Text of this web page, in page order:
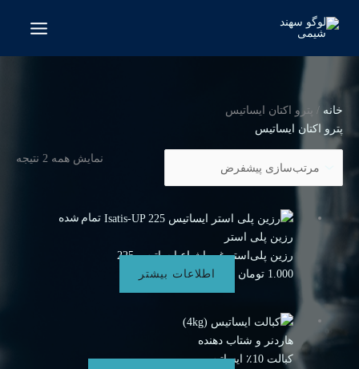
خانه / پترو اکتان ایساتیس
پترو اکتان ایساتیس
نمایش همه 2 نتیجه
تمام شده
رزین پلی استر
رزین پلی‌استر غیر اشباع ایساتیس 225
1.000 تومان اطلاعات بیشتر
هاردنر و شتاب دهنده
کبالت 10٪ ایساتیس